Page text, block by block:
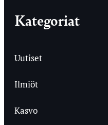
Kategoriat
Uutiset
Ilmiöt
Kasvo